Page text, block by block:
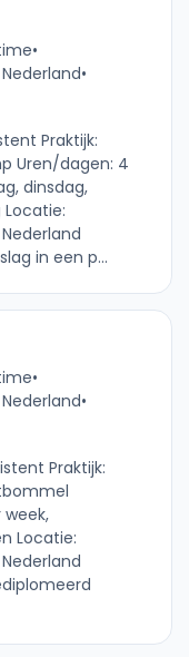
•
•
Praktijk:
Uren/dagen: 4
dinsdag,
in een p...
•
•
Praktijk:
Locatie: